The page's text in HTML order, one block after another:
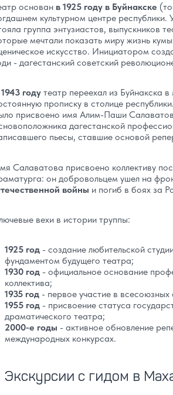
основан в 1925 году в Буйнакске
культурном центре республики.
группа энтузиастов, выпускников
мечтали показать миру жизнь
искусство. Инициатором
- дагестанский советский
году театр переехал из Буйнакска
прописку в столице
присвоено имя Алим-Паши
дагестанской
пьесы, ставшие основой
Салаватова присвоено коллективу
он добровольцем ушел на
войны и погиб в боях за
вехи в истории труппы:
1925 год - создание любительской
фундаментом будущего театра;
1930 год - официальное основание
коллектива;
1935 год - первое участие в
1955 год - присвоение статуса
драматического театра;
2000-е годы - активное обновление
международных конкурсах.
Экскурсии с гидом в